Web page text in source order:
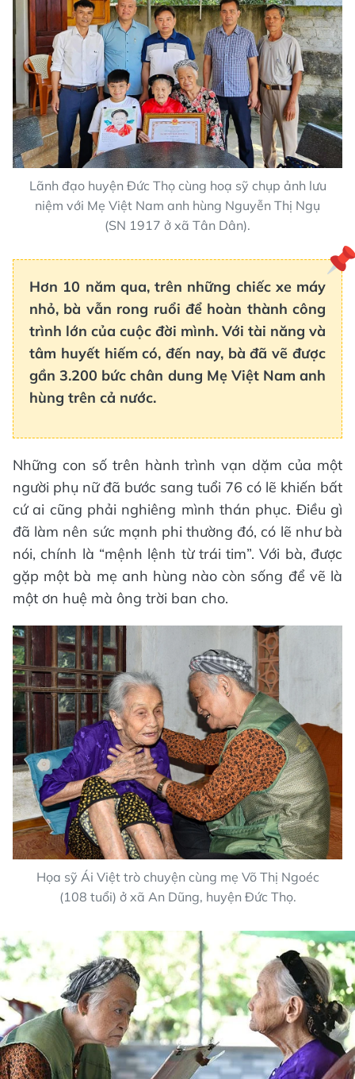
Lãnh đạo huyện Đức Thọ cùng hoạ sỹ chụp ảnh lưu
niệm với Mẹ Việt Nam anh hùng Nguyễn Thị Ngụ
(SN 1917 ở xã Tân Dân).
Hơn 10 năm qua, trên những chiếc xe máy
nhỏ, bà vẫn rong ruổi để hoàn thành công
trình lớn của cuộc đời mình. Với tài năng và
tâm huyết hiếm có, đến nay, bà đã vẽ được
gần 3.200 bức chân dung Mẹ Việt Nam anh
hùng trên cả nước.
Những con số trên hành trình vạn dặm của một
người phụ nữ đã bước sang tuổi 76 có lẽ khiến bất
cứ ai cũng phải nghiêng mình thán phục. Điều gì
đã làm nên sức mạnh phi thường đó, có lẽ như bà
nói, chính là “mệnh lệnh từ trái tim”. Với bà, được
gặp một bà mẹ anh hùng nào còn sống để vẽ là
một ơn huệ mà ông trời ban cho.
Họa sỹ Ái Việt trò chuyện cùng mẹ Võ Thị Ngoéc
(108 tuổi) ở xã An Dũng, huyện Đức Thọ.